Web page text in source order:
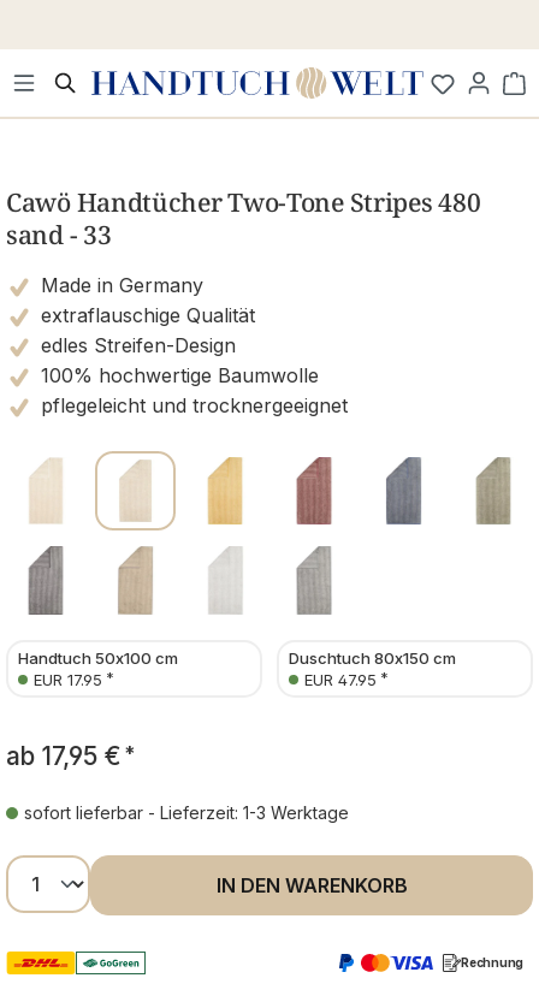
Cawö Handtücher Two-Tone Stripes 480
sand - 33
Made in Germany
extraflauschige Qualität
edles Streifen-Design
100% hochwertige Baumwolle
pflegeleicht und trocknergeeignet
Handtuch 50x100 cm
EUR 17.95 *
Duschtuch 80x150 cm
EUR 47.95 *
ab 17,95 € *
sofort lieferbar - Lieferzeit: 1-3 Werktage
Produkt Anzahl: Gib den gewünschten
IN DEN WARENKORB
Rechnung